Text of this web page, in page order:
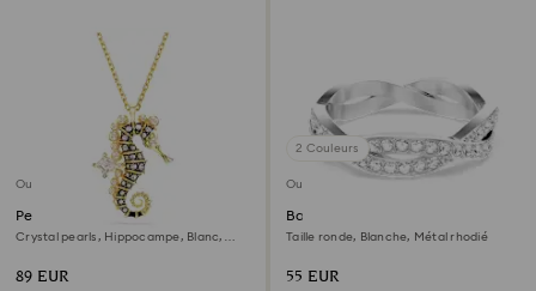
Outlet
Pendentif Idyllia
Crystal pearls, Hippocampe, Blanc,
89 EUR
2 Couleurs
Outlet
Bague Infinity
Taille ronde, Blanche, Métal rhodié
55 EUR